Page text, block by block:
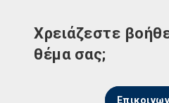
Χρειάζεστε
θέμα σας;